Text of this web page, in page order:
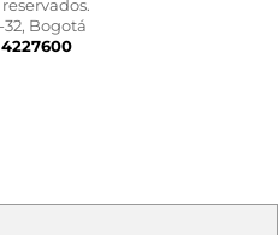
32, Bogotá
4227600